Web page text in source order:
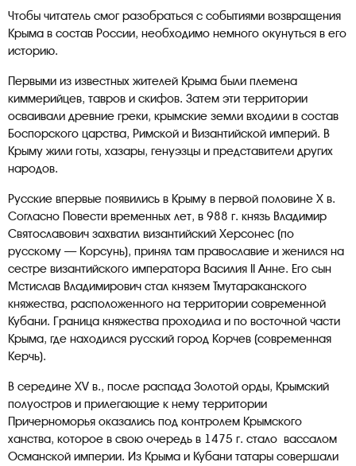
Чтобы читатель смог разобраться с событиями возвращения
Крыма в состав России, необходимо немного окунуться в его
историю.
Первыми из известных жителей Крыма были племена
киммерийцев, тавров и скифов. Затем эти территории
осваивали древние греки, крымские земли входили в состав
Боспорского царства, Римской и Византийской империй. В
Крыму жили готы, хазары, генуэзцы и представители других
народов.
Русские впервые появились в Крыму в первой половине Х в.
Согласно Повести временных лет, в 988 г. князь Владимир
Святославович захватил византийский Херсонес (по
русскому — Корсунь), принял там православие и женился на
сестре византийского императора Василия II Анне. Его сын
Мстислав Владимирович стал князем Тмутараканского
княжества, расположенного на территории современной
Кубани. Граница княжества проходила и по восточной части
Крыма, где находился русский город Корчев (современная
Керчь).
В середине XV в., после распада Золотой орды, Крымский
полуостров и прилегающие к нему территории
Причерноморья оказались под контролем Крымского
ханства, которое в свою очередь в 1475 г. стало вассалом
Османской империи. Из Крыма и Кубани татары совершали